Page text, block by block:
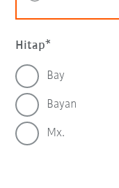
Hitap
Bay
Bayan
Mx.